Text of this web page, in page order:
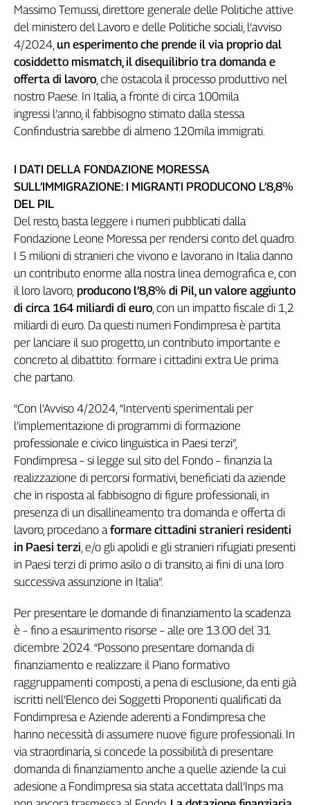
Collettiva
Academy
Collettiva
Play
Rubriche
Collettiva
Talk
La
Collettiva
Girasoli
Il
Sassolino
Linea
Economica
Tech
It
Easy
Inserti
Idea
Diffusa
InFlai
Le
trasmissioni
tv
Work
in
Progress
L'Italia
nel
Lavoro
Territori
Alto
Adige
Campania
Emilia-
Romagna
Venezia
Giulia
Lazio
Massimo Temussi, direttore generale delle Politiche attive
del ministero del Lavoro e delle Politiche sociali, l’avviso
4/2024, un esperimento che prende il via proprio dal
cosiddetto mismatch, il disequilibrio tra domanda e
offerta di lavoro, che ostacola il processo produttivo nel
nostro Paese. In Italia, a fronte di circa 100mila
ingressi l’anno, il fabbisogno stimato dalla stessa
Confindustria sarebbe di almeno 120mila immigrati.
I DATI DELLA FONDAZIONE MORESSA
SULL’IMMIGRAZIONE: I MIGRANTI PRODUCONO L’8,8%
DEL PIL
Del resto, basta leggere i numeri pubblicati dalla
Fondazione Leone Moressa per rendersi conto del quadro.
I 5 milioni di stranieri che vivono e lavorano in Italia danno
un contributo enorme alla nostra linea demografica e, con
il loro lavoro, producono l’8,8% di Pil, un valore aggiunto
di circa 164 miliardi di euro, con un impatto fiscale di 1,2
miliardi di euro. Da questi numeri Fondimpresa è partita
per lanciare il suo progetto, un contributo importante e
concreto al dibattito: formare i cittadini extra Ue prima
che partano.
“Con l’Avviso 4/2024, “Interventi sperimentali per
l’implementazione di programmi di formazione
professionale e civico linguistica in Paesi terzi”,
Fondimpresa – si legge sul sito del Fondo – finanzia la
realizzazione di percorsi formativi, beneficiati da aziende
che in risposta al fabbisogno di figure professionali, in
presenza di un disallineamento tra domanda e offerta di
lavoro, procedano aformare cittadini stranieri residenti
in Paesi terzi, e/o gli apolidi e gli stranieri rifugiati presenti
in Paesi terzi di primo asilo o di transito, ai fini di una loro
successiva assunzione in Italia”.
Per presentare le domande di finanziamento la scadenza
è – fino a esaurimento risorse – alle ore 13.00 del 31
dicembre 2024. “Possono presentare domanda di
finanziamento e realizzare il Piano formativo
raggruppamenti composti, a pena di esclusione, da enti già
iscritti nell’Elenco dei Soggetti Proponenti qualificati da
Fondimpresa e Aziende aderenti a Fondimpresa che
hanno necessità di assumere nuove figure professionali. In
via straordinaria, si concede la possibilità di presentare
domanda di finanziamento anche a quelle aziende la cui
adesione a Fondimpresa sia stata accettata dall’Inps ma